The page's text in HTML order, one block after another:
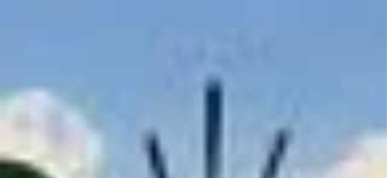
Gimnasium (Gimmies) ontvang. Om hierdie reeds
spesiale aand tot historiese hoogtes te voer, het
die voormalige Sp